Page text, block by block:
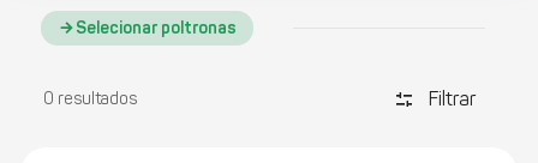
Selecionar poltronas
0 resultados discover_tune Filtrar